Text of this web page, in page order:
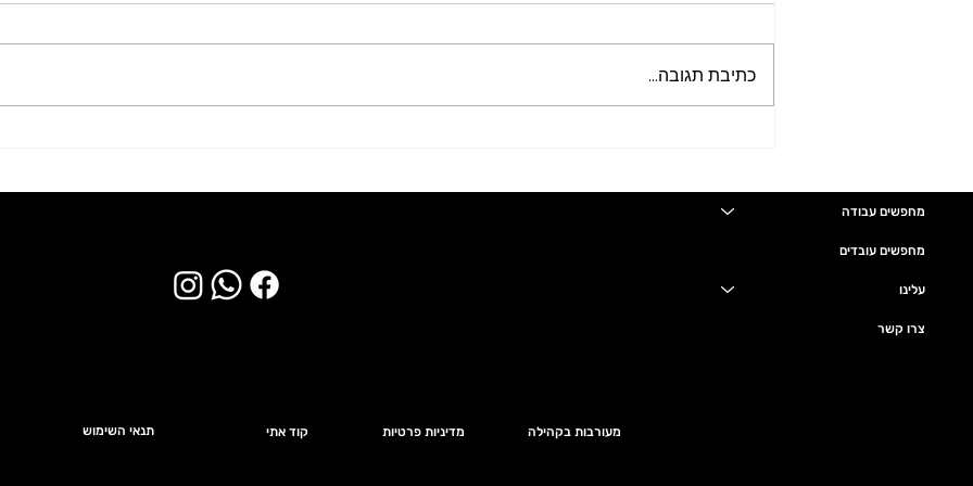
איכות.
כתיבת תגובה...
מחפשים עבודה
מחפשים עובדים
עלינו
צרו קשר
תנאי השימוש קוד אתי מדיניות פרטיות מעורבות בקהילה